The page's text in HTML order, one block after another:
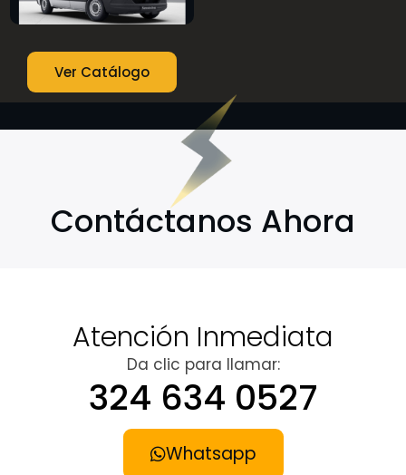
Ver Catálogo
Contáctanos Ahora
Atención Inmediata
Da clic para llamar:
324 634 0527
Whatsapp